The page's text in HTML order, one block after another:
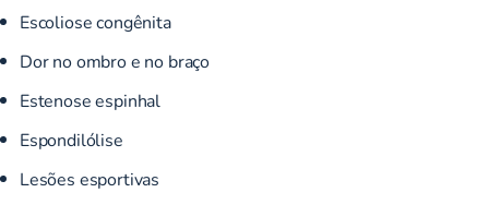
Escoliose congênita
Dor no ombro e no braço
Estenose espinhal
Espondilólise
Lesões esportivas